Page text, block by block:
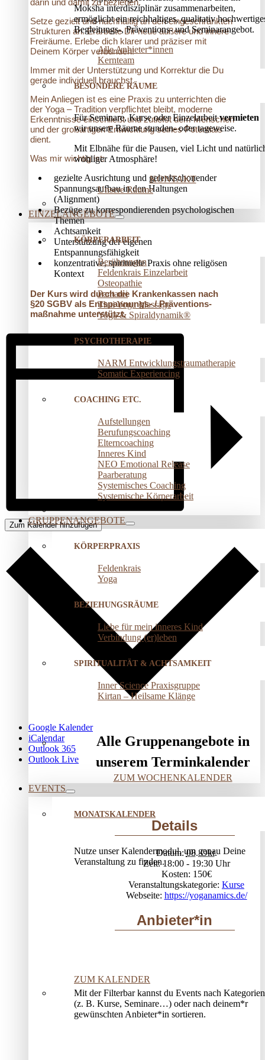
Moksha interdisziplinär zusammenarbeiten,
ermöglicht ein reichhaltiges, qualitativ
Begleitungs-, Präventions­- und Seminarangebot.
Alle Anbieter*innen
Kernteam
BESONDERE RÄUME
Für Seminare, Kurse oder Einzelarbeitvermieten
wir unsere Räume stunden- oder tageweise.
Mit Elbnähe für die Pausen, viel Licht und
wohliger Atmosphäre!
KONTAKT
Unsere Räume
EINZELANGEBOTE
KÖRPERARBEIT
Berührungen
Feldenkrais Einzelarbeit
Osteopathie
Pantarei
Thai Yoga Massage
Yoga & Spiraldynamik®
PSYCHOTHERAPIE
NARM Entwicklungstraumatherapie
Somatic Experiencing
COACHING ETC.
Aufstellungen
Berufungscoaching
Elterncoaching
Inneres Kind
NEO Emotional Release
Paarberatung
Systemisches Coaching
Systemische Körperarbeit
GRUPPENANGEBOTE
KÖRPERPRAXIS
Feldenkrais
Yoga
BEZIEHUNGSRÄUME
Liebe für mein inneres Kind
Verbindung (er)leben
SPIRITUALITÄT & ACHTSAMKEIT
Inner Science Praxisgruppe
Kirtan – Heilsame Klänge
Alle Gruppenangebote in
unserem Terminkalender
ZUM WOCHENKALENDER
EVENTS
MONATSKALENDER
Nutze unser Kalendermodul, um genau Deine
Veranstaltung zu finden.
ZUM KALENDER
Mit der Filterbar kannst du Events nach Kategorien
(z. B. Kurse, Seminare…) oder nach deinem*r
gewünschten Anbieter*in sortieren.
darin und damit zu beziehen.
Setze gezielt und nachhaltig an den eingeschränkten
Strukturen an. Erarbeite Dir neue äußere und innere
Freiräume. Erlebe dich klarer und präziser mit
Deinem Körper verbunden!
Immer mit der Unterstützung und Korrektur die Du
gerade individuell brauchst.
Mein Anliegen ist es eine Praxis zu unterrichten die
der Yoga – Tradition verpflichtet bleibt, moderne
Erkenntnisse einschließt und zutiefst dem Menschen
und der großartigen Entwicklung seines Potentials
dient.
Was mir wichtig ist:
gezielte Ausrichtung und gelenkschonender
Spannungsaufbau in den Haltungen
(Alignment)
Bezüge zu korrespondierenden psychologischen
Themen
Achtsamkeit
Unterstützung der eigenen
Entspannungsfähigkeit
konzentrative, spirituelle Praxis ohne religösen
Kontext
Der Kurs wird durch die Krankenkassen nach
§20 SGBV als Entspannungs- / Präventions­
maßnahme unterstützt.
Zum Kalender hinzufügen
Google Kalender
iCalendar
Outlook 365
Outlook Live
Details
Datum: 08. Okt.
Zeit: 18:00 - 19:30
Kosten: 150€
Veranstaltungskategorie: Kurse
Webseite: https://yoganamics.de/
Anbieter*in